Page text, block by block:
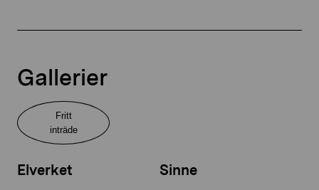
Gallerier
Fritt
inträde
Elverket Sinne